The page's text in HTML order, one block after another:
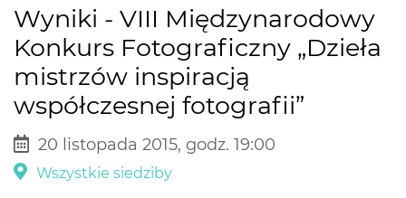
Wyniki - VIII Międzynarodowy
Konkurs Fotograficzny „Dzieła
mistrzów inspiracją
współczesnej fotografii”
20 listopada 2015, godz. 19:00
Wszystkie siedziby